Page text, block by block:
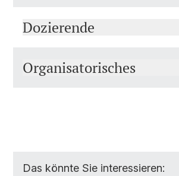
Dozierende
Organisatorisches
Das könnte Sie interessieren: